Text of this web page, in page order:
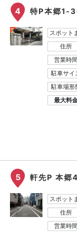
4 特P本郷1-
スポット
住所
営業時間
駐車サイ
駐車場形
最大料
5 軒先P 本郷
スポット
住所
営業時間